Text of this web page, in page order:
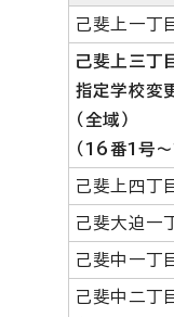
己斐上一丁
己斐上三丁
指定学校変
（全域）
（16番1号
己斐上四丁
己斐大迫一
己斐中一丁
己斐中二丁目